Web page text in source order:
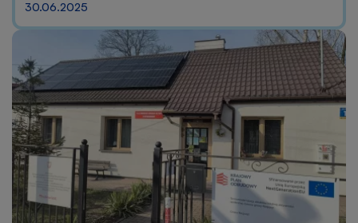
30.06.2025